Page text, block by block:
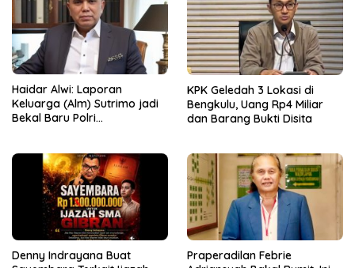
Haidar Alwi: Laporan
Keluarga (Alm) Sutrimo jadi
Bekal Baru Polri
KPK Geledah 3 Lokasi di
Bengkulu, Uang Rp4 Miliar
dan Barang Bukti Disita
Denny Indrayana Buat
Praperadilan Febrie